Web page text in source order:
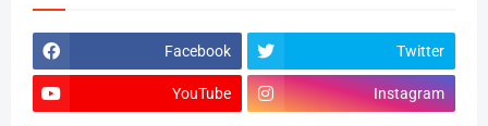
Facebook Twitter
YouTube Instagram